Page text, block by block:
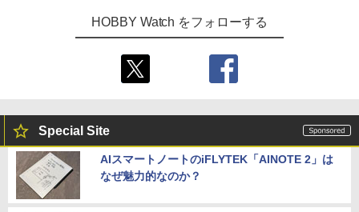
HOBBY Watch をフォローする
Special Site
AIスマートノートのiFLYTEK「AINOTE 2」は
なぜ魅力的なのか？